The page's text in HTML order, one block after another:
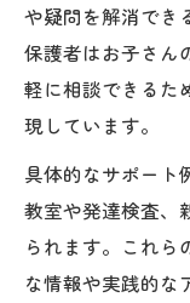
や疑問を解消でき
保護者はお子さん
軽に相談できるた
現しています。
具体的なサポート
教室や発達検査、
られます。これら
な情報や実践的な